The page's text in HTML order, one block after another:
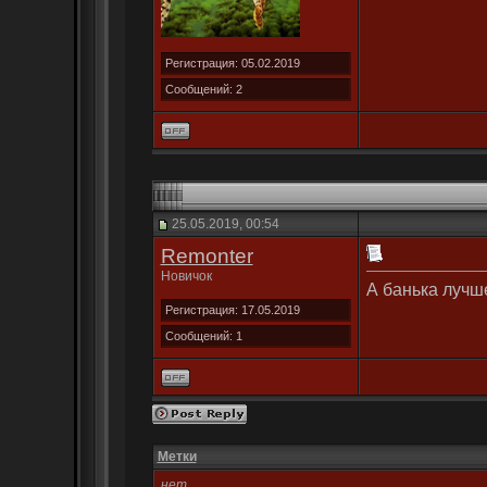
Регистрация: 05.02.2019
Сообщений: 2
25.05.2019, 00:54
Remonter
Новичок
Регистрация: 17.05.2019
Сообщений: 1
А банька
Метки